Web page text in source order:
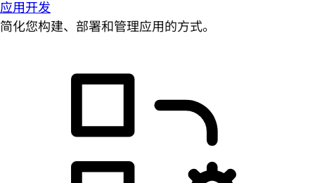
应用开发
简化您构建、部署和管理应用的方式。